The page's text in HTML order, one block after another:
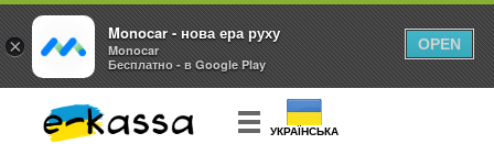
УКРАЇНСЬКА
×
Monocar - нова ера руху
Monocar
Бесплатно - в Google Play
OPEN